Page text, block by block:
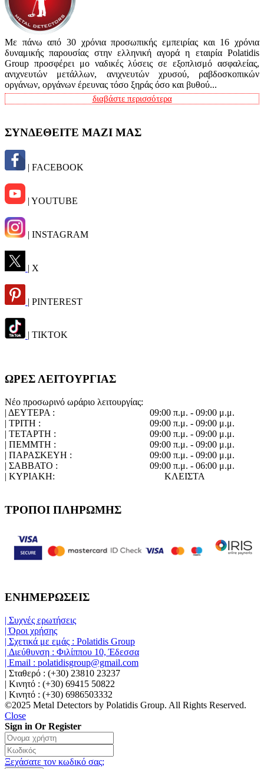
Με πάνω από 30 χρόνια προσωπικής εμπειρίας και 16 χρόνια
δυναμικής παρουσίας στην ελληνική αγορά η εταιρία Polatidis
Group προσφέρει μο ναδικές λύσεις σε εξοπλισμό ασφαλείας,
ανιχνευτών μετάλλων, ανιχνευτών χρυσού, ραβδοσκοπικών
οργάνων, οργάνων έρευνας τόσο ξηράς όσο και βυθού...
διαβάστε περισσότερα
ΣΥΝΔΕΘΕΙΤΕ ΜΑΖΙ ΜΑΣ
| FACEBOOK
| YOUTUBE
| INSTAGRAM
| X
| PINTEREST
| TIKTOK
ΩΡΕΣ ΛΕΙΤΟΥΡΓΙΑΣ
Νέο προσωρινό ωράριο λειτουργίας:
| ΔΕΥΤΕΡΑ :
09:00 π.μ. - 09:00 μ.μ.
| ΤΡΙΤΗ :
09:00 π.μ. - 09:00 μ.μ.
| ΤΕΤΑΡΤΗ :
09:00 π.μ. - 09:00 μ.μ.
| ΠΕΜΜΤΗ :
09:00 π.μ. - 09:00 μ.μ.
| ΠΑΡΑΣΚΕΥΗ :
09:00 π.μ. - 09:00 μ.μ.
| ΣΑΒΒΑΤΟ :
09:00 π.μ. - 06:00 μ.μ.
| ΚΥΡΙΑΚΗ:
ΚΛΕΙΣΤΑ
ΤΡΟΠΟΙ ΠΛΗΡΩΜΗΣ
ΕΝΗΜΕΡΩΣΕΙΣ
| Συχνές ερωτήσεις
| Όροι χρήσης
| Σχετικά με εμάς : Polatidis Group
| Διεύθυνση : Φιλίππου 10, Έδεσσα
| Email : polatidisgroup@gmail.com
| Σταθερό : (+30) 23810 23237
| Κινητό : (+30) 69415 50822
| Κινητό : (+30) 6986503332
©2025 Metal Detectors by Polatidis Group. All Rights Reserved.
Close
Sign in Or Register
Ξεχάσατε τον κωδικό σας;